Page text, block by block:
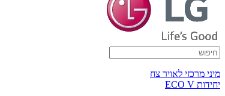
מיני מרכזי לאויר צח
יחידות ECO V